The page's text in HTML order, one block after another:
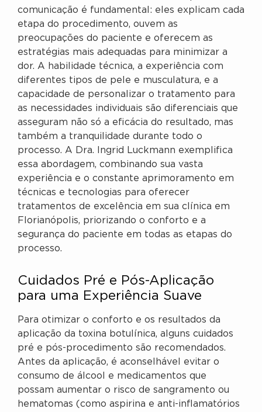
comunicação é fundamental: eles explicam cada
etapa do procedimento, ouvem as
preocupações do paciente e oferecem as
estratégias mais adequadas para minimizar a
dor. A habilidade técnica, a experiência com
diferentes tipos de pele e musculatura, e a
capacidade de personalizar o tratamento para
as necessidades individuais são diferenciais que
asseguram não só a eficácia do resultado, mas
também a tranquilidade durante todo o
processo. A Dra. Ingrid Luckmann exemplifica
essa abordagem, combinando sua vasta
experiência e o constante aprimoramento em
técnicas e tecnologias para oferecer
tratamentos de excelência em sua clínica em
Florianópolis, priorizando o conforto e a
segurança do paciente em todas as etapas do
processo.
Cuidados Pré e Pós-Aplicação
para uma Experiência Suave
Para otimizar o conforto e os resultados da
aplicação da toxina botulínica, alguns cuidados
pré e pós-procedimento são recomendados.
Antes da aplicação, é aconselhável evitar o
consumo de álcool e medicamentos que
possam aumentar o risco de sangramento ou
hematomas (como aspirina e anti-inflamatórios